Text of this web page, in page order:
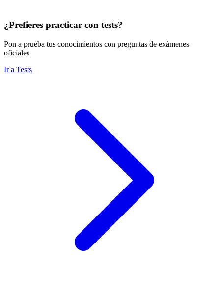
¿Prefieres practicar con tests?
Pon a prueba tus conocimientos con preguntas de exámenes
oficiales
Ir a Tests